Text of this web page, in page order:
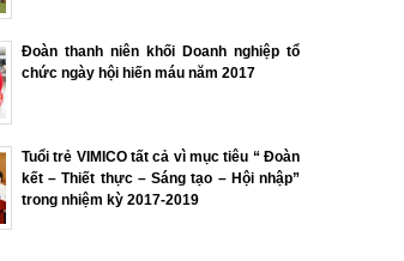
Đoàn thanh niên khối Doanh nghiệp tổ
chức ngày hội hiến máu năm 2017
Tuổi trẻ VIMICO tất cả vì mục tiêu “ Đoàn
kết – Thiết thực – Sáng tạo – Hội nhập”
trong nhiệm kỳ 2017-2019